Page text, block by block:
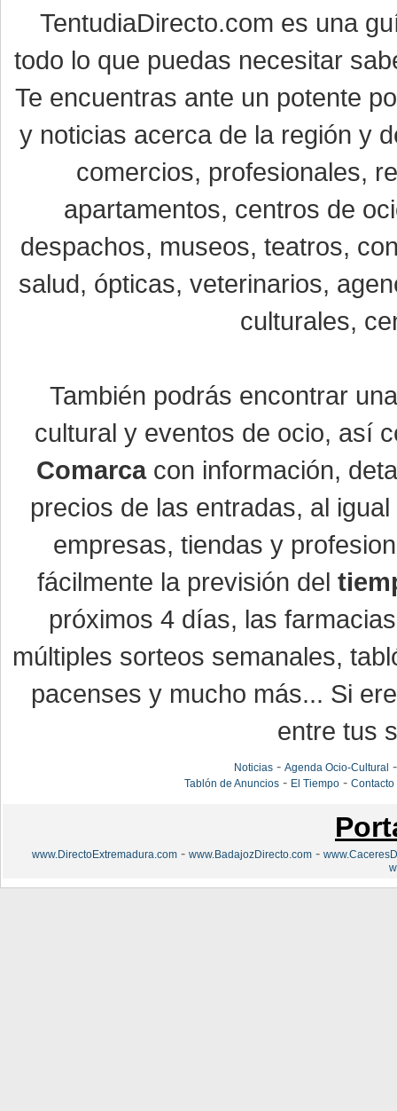
TentudiaDirecto.com es una
todo lo que puedas necesitar
Te encuentras ante un potente
y noticias acerca de la región y
comercios, profesionales,
apartamentos, centros de
despachos, museos, teatros,
salud, ópticas, veterinarios,
culturales,
También podrás encontrar
cultural y eventos de ocio, así
Comarcacon información,
precios de las entradas, al
empresas, tiendas y
fácilmente la previsión del
próximos 4 días, las
múltiples sorteos semanales,
pacenses y mucho más... Si
entre tus
Noticias- Agenda Ocio-Cultural
Tablón de Anuncios- El Tiempo- Contacto
www.DirectoExtremadura.com - www.BadajozDirecto.com -